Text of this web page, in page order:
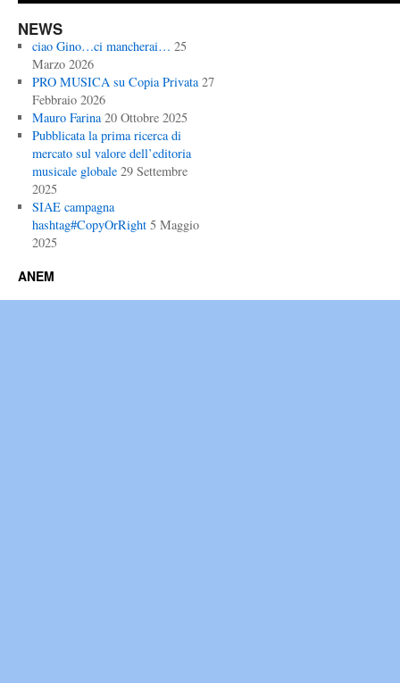
NEWS
ciao Gino…ci mancherai… 25
Marzo 2026
PRO MUSICA su Copia Privata 27
Febbraio 2026
Mauro Farina 20 Ottobre 2025
Pubblicata la prima ricerca di
mercato sul valore dell’editoria
musicale globale 29 Settembre
2025
SIAE campagna
hashtag#CopyOrRight 5 Maggio
2025
ANEM